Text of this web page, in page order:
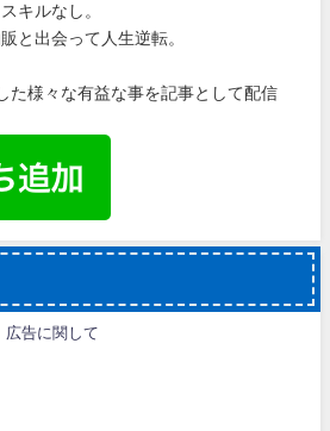
キルなし。
と出会って人生逆転。
た様々な有益な事を記事として配信
広告に関して